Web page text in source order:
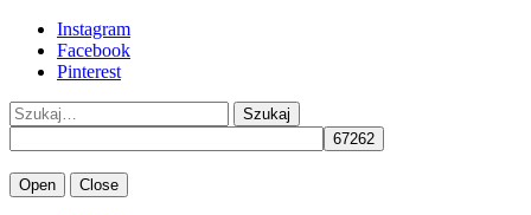
Instagram
Facebook
Pinterest
Szukaj
Open Close